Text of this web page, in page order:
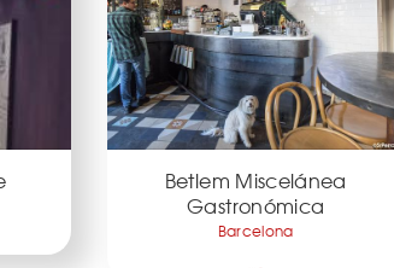
Betlem Miscelánea
Gastronómica
Barcelona